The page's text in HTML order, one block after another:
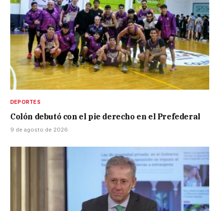
DEPORTES
Colón debutó con el pie derecho en el Prefederal
9 de agosto de 2026